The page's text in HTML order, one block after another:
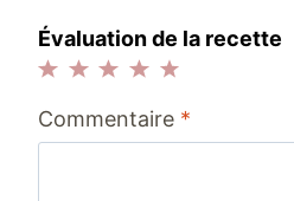
Évaluation de la recette
étoiles
étoiles
étoiles
étoiles
étoile
Commentaire *